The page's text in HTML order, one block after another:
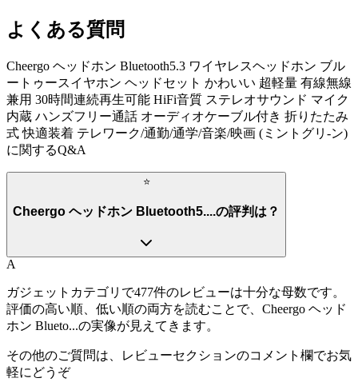
よくある質問
Cheergo ヘッドホン Bluetooth5.3 ワイヤレスヘッドホン ブル
ートゥースイヤホン ヘッドセット かわいい 超軽量 有線無線
兼用 30時間連続再生可能 HiFi音質 ステレオサウンド マイク
内蔵 ハンズフリー通話 オーディオケーブル付き 折りたたみ
式 快適装着 テレワーク/通勤/通学/音楽/映画 (ミントグリ-ン)
に関するQ&A
⭐
Cheergo ヘッドホン Bluetooth5....の評判は？
A
ガジェットカテゴリで477件のレビューは十分な母数です。
評価の高い順、低い順の両方を読むことで、Cheergo ヘッド
ホン Blueto...の実像が見えてきます。
その他のご質問は、レビューセクションのコメント欄でお気
軽にどうぞ